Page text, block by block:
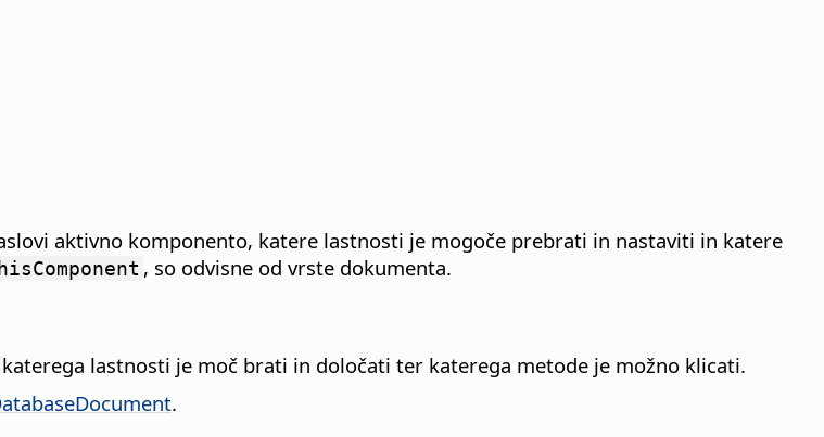
aktivno komponento, katere lastnosti je mogoče prebrati in nastaviti in katere
, so odvisne od vrste dokumenta.
lastnosti je moč brati in določati ter katerega metode je možno klicati.
.